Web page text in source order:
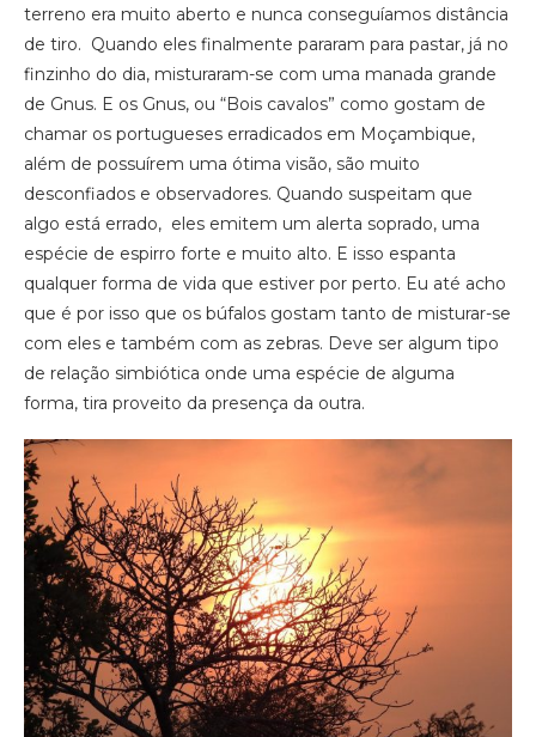
terreno era muito aberto e nunca conseguíamos distância
de tiro. Quando eles finalmente pararam para pastar, já no
finzinho do dia, misturaram-se com uma manada grande
de Gnus. E os Gnus, ou “Bois cavalos” como gostam de
chamar os portugueses erradicados em Moçambique,
além de possuírem uma ótima visão, são muito
desconfiados e observadores. Quando suspeitam que
algo está errado, eles emitem um alerta soprado, uma
espécie de espirro forte e muito alto. E isso espanta
qualquer forma de vida que estiver por perto. Eu até acho
que é por isso que os búfalos gostam tanto de misturar-se
com eles e também com as zebras. Deve ser algum tipo
de relação simbiótica onde uma espécie de alguma
forma, tira proveito da presença da outra.